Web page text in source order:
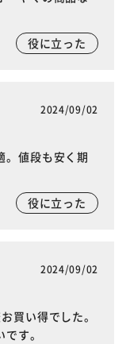
役に立った
2024/09/02
。値段も安く期
役に立った
2024/09/02
買い得でした。
す。